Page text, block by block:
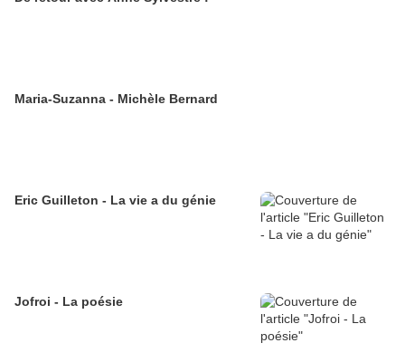
Maria-Suzanna - Michèle Bernard
Eric Guilleton - La vie a du génie
Jofroi - La poésie